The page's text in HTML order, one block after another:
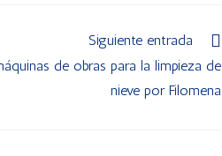
Siguiente entrada
de obras para la limpieza de
nieve por Filomena